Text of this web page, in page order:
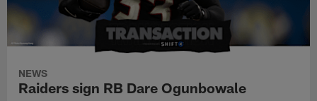
NEWS
Raiders sign RB Dare Ogunbowale